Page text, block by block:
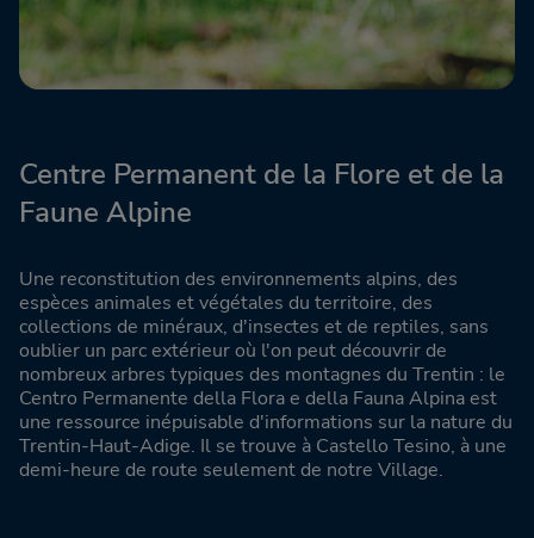
Centre Permanent de la Flore et de la
Faune Alpine
Une reconstitution des environnements alpins, des
espèces animales et végétales du territoire, des
collections de minéraux, d'insectes et de reptiles, sans
oublier un parc extérieur où l'on peut découvrir de
nombreux arbres typiques des montagnes du Trentin : le
Centro Permanente della Flora e della Fauna Alpina est
une ressource inépuisable d'informations sur la nature du
Trentin-Haut-Adige. Il se trouve à Castello Tesino, à une
demi-heure de route seulement de notre Village.